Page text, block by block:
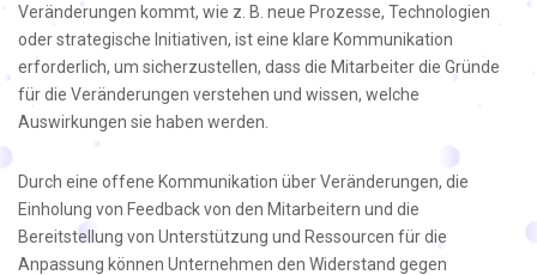
Veränderungen kommt, wie z. B. neue Prozesse, Technologien
oder strategische Initiativen, ist eine klare Kommunikation
erforderlich, um sicherzustellen, dass die Mitarbeiter die Gründe
für die Veränderungen verstehen und wissen, welche
Auswirkungen sie haben werden.
Durch eine offene Kommunikation über Veränderungen, die
Einholung von Feedback von den Mitarbeitern und die
Bereitstellung von Unterstützung und Ressourcen für die
Anpassung können Unternehmen den Widerstand gegen